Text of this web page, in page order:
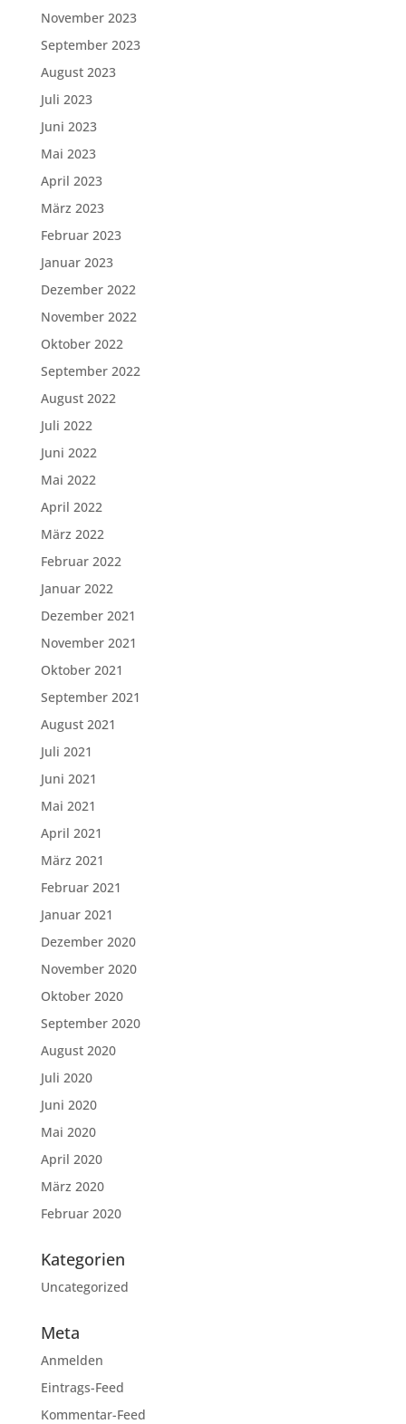
November 2023
September 2023
August 2023
Juli 2023
Juni 2023
Mai 2023
April 2023
März 2023
Februar 2023
Januar 2023
Dezember 2022
November 2022
Oktober 2022
September 2022
August 2022
Juli 2022
Juni 2022
Mai 2022
April 2022
März 2022
Februar 2022
Januar 2022
Dezember 2021
November 2021
Oktober 2021
September 2021
August 2021
Juli 2021
Juni 2021
Mai 2021
April 2021
März 2021
Februar 2021
Januar 2021
Dezember 2020
November 2020
Oktober 2020
September 2020
August 2020
Juli 2020
Juni 2020
Mai 2020
April 2020
März 2020
Februar 2020
Kategorien
Uncategorized
Meta
Anmelden
Eintrags-Feed
Kommentar-Feed